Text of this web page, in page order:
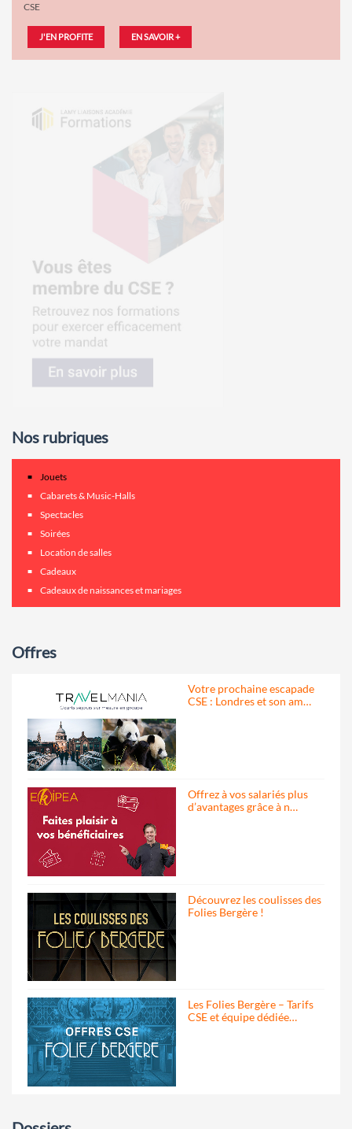
CSE
J'EN PROFITE EN SAVOIR +
Nos rubriques
Jouets
Cabarets & Music-Halls
Spectacles
Soirées
Location de salles
Cadeaux
Cadeaux de naissances et mariages
Offres
Votre prochaine escapade
CSE : Londres et son am…
Offrez à vos salariés plus
d’avantages grâce à n…
Découvrez les coulisses des
Folies Bergère !
Les Folies Bergère – Tarifs
CSE et équipe dédiée…